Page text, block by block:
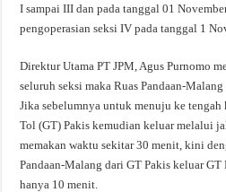
I sampai III dan pada tanggal 01
pengoperasian seksi IV pada tanggal 1
Direktur Utama PT JPM, Agus Purnomo
seluruh seksi maka Ruas Pandaan-
Jika sebelumnya untuk menuju ke
Tol (GT) Pakis kemudian keluar melalui
memakan waktu sekitar 30 menit, kini
Pandaan-Malang dari GT Pakis keluar
hanya 10 menit.